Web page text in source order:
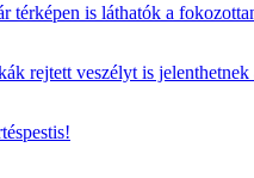
térképen is láthatók a
rejtett veszélyt is jelenthetnek